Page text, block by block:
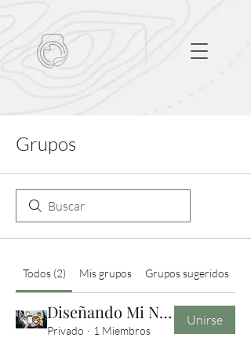
Grupos
Todos (2) Mis grupos Grupos sugeridos
Diseñando Mi Nutrición
Privado · 1 Miembros
Unirse